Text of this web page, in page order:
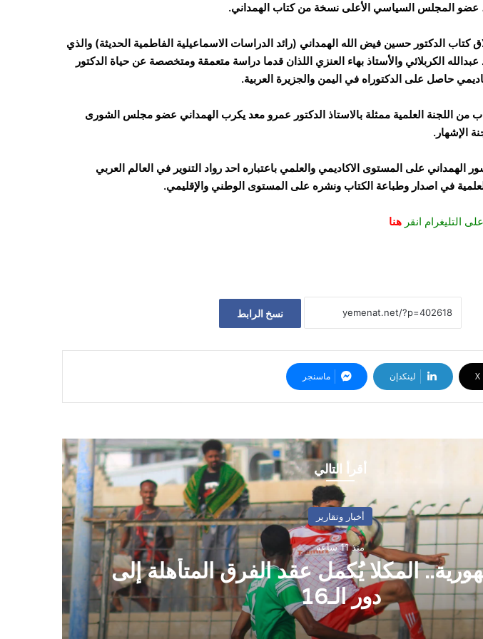
عضو المجلس السياسي الأعلى نسخة من كتاب الهمداني.
كتاب الدكتور حسين فيض الله الهمداني (رائد الدراسات الاسماعيلية الفاطمية الحديثة) والذي
عبدالله الكربلائي والأستاذ بهاء العنزي اللذان قدما دراسة متعمقة ومتخصصة عن حياة الدكتور
حاصل على الدكتوراه في اليمن والجزيرة العربية.
من اللجنة العلمية ممثلة بالاستاذ الدكتور عمرو معد يكرب الهمداني عضو مجلس الشورى
الإشهار.
الهمداني على المستوى الاكاديمي والعلمي باعتباره احد رواد التنوير في العالم العربي
في اصدار وطباعة الكتاب ونشره على المستوى الوطني والإقليمي.
التليغرام انقر هنا
نسخ الرابط
‫X لينكدإن ماسنجر
أقرأ التالي
إلى
أخبار وتقارير
منذ 12 ساعة
واشنطن تخفض تمثيلها الدبلوماسي
مغادرة فاجن